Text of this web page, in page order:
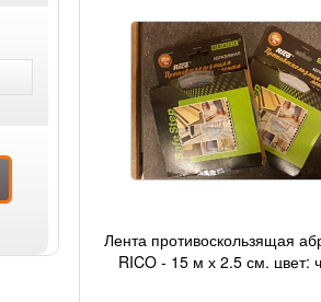
Лента противоскользящая
RICO - 15 м х 2,5 см, цвет: